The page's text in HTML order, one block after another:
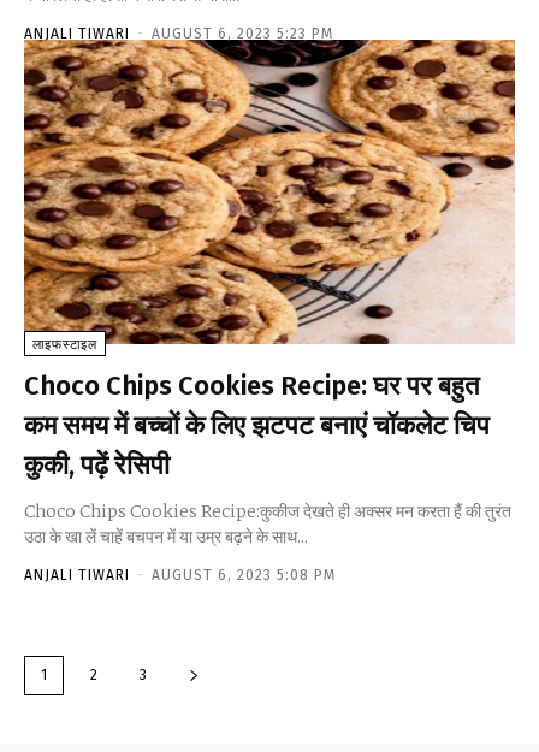
ANJALI TIWARI - AUGUST 6, 2023 5:23 PM
लाइफस्टाइल
Choco Chips Cookies Recipe: घर पर बहुत
कम समय में बच्चों के लिए झटपट बनाएं चॉकलेट चिप
कुकी, पढ़ें रेसिपी
Choco Chips Cookies Recipe:कुकीज देखते ही अक्सर मन करता हैं की तुरंत
उठा के खा लें चाहें बचपन में या उम्र बढ़ने के साथ...
ANJALI TIWARI - AUGUST 6, 2023 5:08 PM
1 2 3